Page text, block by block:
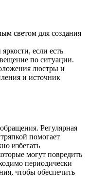
светом для создания
если есть
по ситуации.
люстры и
и источник
Регулярная
помогает
избегать
могут повредить
периодически
чтобы обеспечить